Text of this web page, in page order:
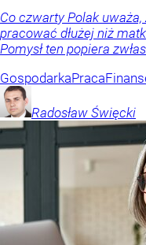
Co czwarty Polak
pracować dłużej niż
Pomysł ten popiera
GospodarkaPraca
Radosław Święcki